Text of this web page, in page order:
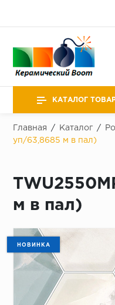
КАТАЛОГ
Главная / Каталог /
уп/63,8685 м в пал)
м в пал)
НОВИНКА